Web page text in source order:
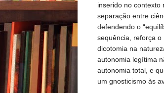
inserido no contexto
separação entre
defendendo o
sequência, reforça o
dicotomia na
autonomia legítima
autonomia total, e
um gnosticismo às